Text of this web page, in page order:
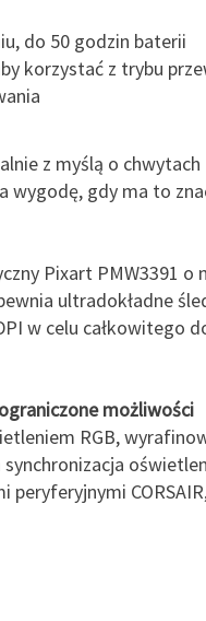
do 50 godzin baterii
korzystać z trybu
z myślą o chwytach
wygodę, gdy ma to
Pixart PMW3391 o
ultradokładne
w celu całkowitego
możliwości
RGB,